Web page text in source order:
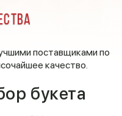
поставщиками по
качество.
букета